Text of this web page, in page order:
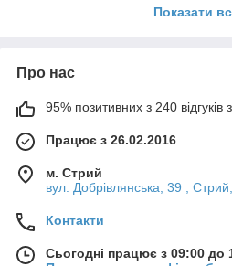
Камин для квартиры, а именно
электрокамины могут обогреть
під будь-який стиль: модерн, етно,
дешево Купити електрокамін не
адже виробники намагаються чим
потреби клієнта
Показати
Про нас
95% позитивних з 240 відгуків
Працює з 26.02.2016
м. Стрий
вул. Добрівлянська, 39 ,
Контакти
Сьогодні працює з 09:00 до